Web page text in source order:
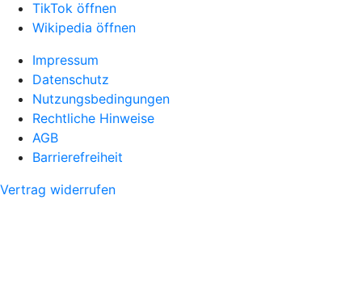
TikTok öffnen
Wikipedia öffnen
Impressum
Datenschutz
Nutzungsbedingungen
Rechtliche Hinweise
AGB
Barrierefreiheit
Vertrag widerrufen